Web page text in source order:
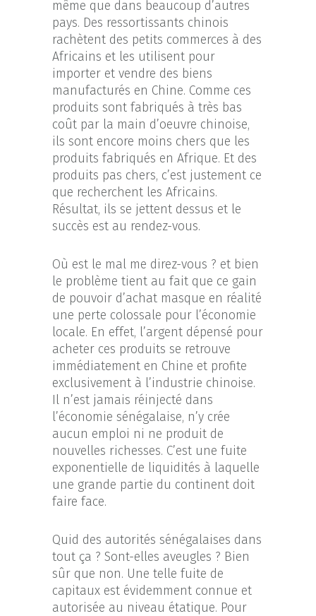
même que dans beaucoup d’autres
pays. Des ressortissants chinois
rachètent des petits commerces à des
Africains et les utilisent pour
importer et vendre des biens
manufacturés en Chine. Comme ces
produits sont fabriqués à très bas
coût par la main d’oeuvre chinoise,
ils sont encore moins chers que les
produits fabriqués en Afrique. Et des
produits pas chers, c’est justement ce
que recherchent les Africains.
Résultat, ils se jettent dessus et le
succès est au rendez-vous.
Où est le mal me direz-vous ? et bien
le problème tient au fait que ce gain
de pouvoir d’achat masque en réalité
une perte colossale pour l’économie
locale. En effet, l’argent dépensé pour
acheter ces produits se retrouve
immédiatement en Chine et profite
exclusivement à l’industrie chinoise.
Il n’est jamais réinjecté dans
l’économie sénégalaise, n’y crée
aucun emploi ni ne produit de
nouvelles richesses. C’est une fuite
exponentielle de liquidités à laquelle
une grande partie du continent doit
faire face.
Quid des autorités sénégalaises dans
tout ça ? Sont-elles aveugles ? Bien
sûr que non. Une telle fuite de
capitaux est évidemment connue et
autorisée au niveau étatique. Pour